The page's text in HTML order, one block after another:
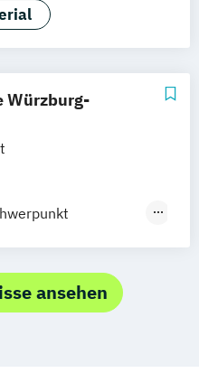
Sportmanagement
Würzburg-
ansehen